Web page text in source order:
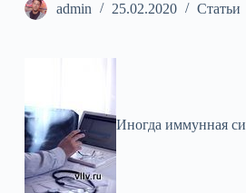
admin 25.02.2020 Статьи
Иногда иммунная